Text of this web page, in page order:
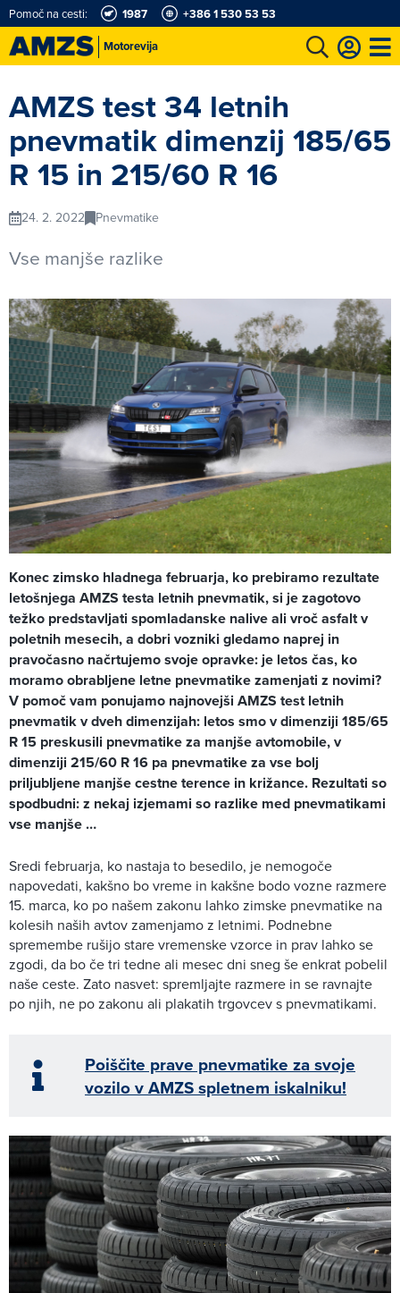
Motorevija
Pomoč na cesti: 1987 +386 1 530 53 53
AMZS test 34 letnih
pnevmatik dimenzij 185/65
R 15 in 215/60 R 16
24. 2. 2022 Pnevmatike
Vse manjše razlike
Konec zimsko hladnega februarja, ko prebiramo rezultate
letošnjega AMZS testa letnih pnevmatik, si je zagotovo
težko predstavljati spomladanske nalive ali vroč asfalt v
poletnih mesecih, a dobri vozniki gledamo naprej in
pravočasno načrtujemo svoje opravke: je letos čas, ko
moramo obrabljene letne pnevmatike zamenjati z novimi?
V pomoč vam ponujamo najnovejši AMZS test letnih
pnevmatik v dveh dimenzijah: letos smo v dimenziji 185/65
R 15 preskusili pnevmatike za manjše avtomobile, v
dimenziji 215/60 R 16 pa pnevmatike za vse bolj
priljubljene manjše cestne terence in križance. Rezultati so
spodbudni: z nekaj izjemami so razlike med pnevmatikami
vse manjše …
Sredi februarja, ko nastaja to besedilo, je nemogoče
napovedati, kakšno bo vreme in kakšne bodo vozne razmere
15. marca, ko po našem zakonu lahko zimske pnevmatike na
kolesih naših avtov zamenjamo z letnimi. Podnebne
spremembe rušijo stare vremenske vzorce in prav lahko se
zgodi, da bo če tri tedne ali mesec dni sneg še enkrat pobelil
naše ceste. Zato nasvet: spremljajte razmere in se ravnajte
po njih, ne po zakonu ali plakatih trgovcev s pnevmatikami.
Poiščite prave pnevmatike za svoje
vozilo v AMZS spletnem iskalniku!